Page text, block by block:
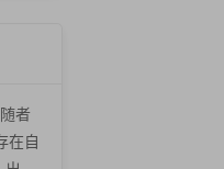
者
在自